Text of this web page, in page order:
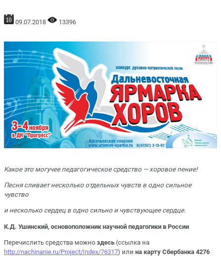
09.07.2018 13396
Какое это могучее педагогическое средство — хоровое пение!
Песня сливает несколько отдельных чувств в одно сильное
чувство
и несколько сердец в одно сильно и чувствующее сердце.
К.Д. Ушинский, основоположник научной педагогики в России
Перечислить средства можно здесь (ссылка на
http://nachinanie.ru/Project/Index/76317) или на карту Сбербанка 4276